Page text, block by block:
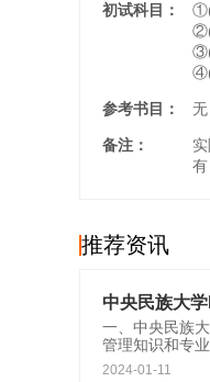
初试科目：
参考书目： 无
备注：
推荐资讯
中央民族大
一、中央民族
管理知识和专
2024-01-11